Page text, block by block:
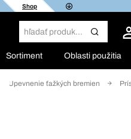
Shop
Sortiment Oblasti použitia
Upevnenie ťažkých bremien